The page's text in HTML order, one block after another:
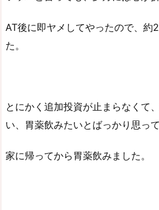
AT後に即ヤメしてやったので、約
た。
とにかく追加投資が止まらなくて
い、胃薬飲みたいとばっかり思って
家に帰ってから胃薬飲みました。